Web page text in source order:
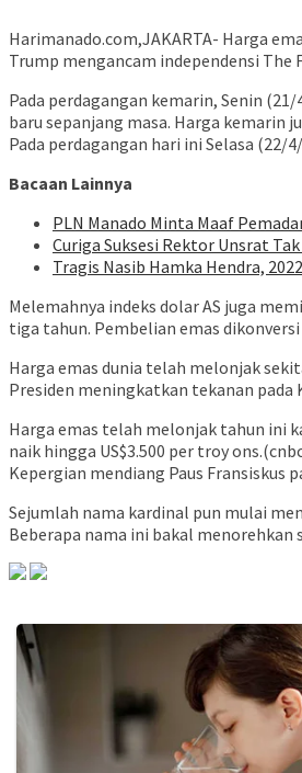
Harimanado.com,JAKARTA- Harga
Trump mengancam independensi The
Pada perdagangan kemarin, Senin
baru sepanjang masa. Harga kemarin
Pada perdagangan hari ini Selasa (22/
Bacaan Lainnya
PLN Manado Minta Maaf
Curiga Suksesi Rektor Unsrat
Tragis Nasib Hamka Hendra,
Melemahnya indeks dolar AS juga
tiga tahun. Pembelian emas
Harga emas dunia telah melonjak
Presiden meningkatkan tekanan pada
Harga emas telah melonjak tahun ini
naik hingga US$3.500 per troy
Kepergian mendiang Paus Fransiskus
Sejumlah nama kardinal pun mulai
Beberapa nama ini bakal